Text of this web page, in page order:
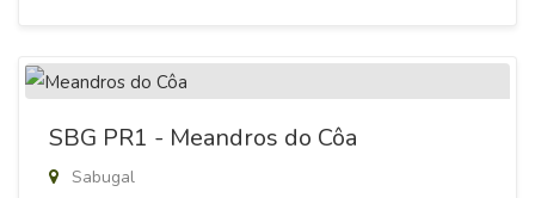
SBG PR1 - Meandros do Côa
Sabugal